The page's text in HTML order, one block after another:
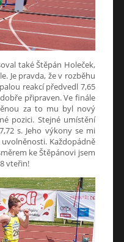
také Štěpán Holeček,
Je pravda, že v rozběhu
reakcí předvedl 7,65
připraven. Ve finále
za to mu byl nový
pozici. Stejné umístění
s. Jeho výkony se mi
Každopádně
ke Štěpánovi jsem
vteřin!